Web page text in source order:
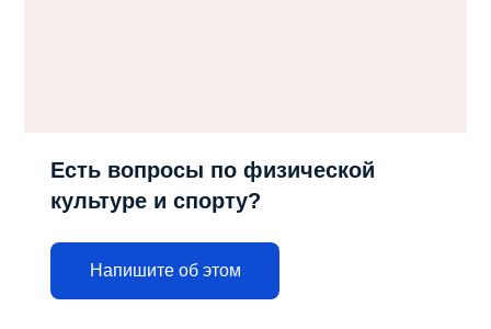
Есть вопросы по физической
культуре и спорту?
Напишите об этом